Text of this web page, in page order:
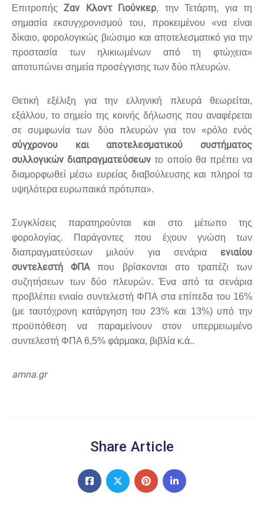
ΕπιτροπήςΖαν Κλοντ Γιούνκερ, την Τετάρτη, για τη
σημασία εκσυγχρονισμού του, προκειμένου «να είναι
δίκαιο, φορολογικώς βιώσιμο και αποτελεσματικό για την
προστασία των ηλικιωμένων από τη φτώχεια»
αποτυπώνει σημεία προσέγγισης των δύο πλευρών.
Θετική εξέλιξη για την ελληνική πλευρά θεωρείται,
εξάλλου, το σημείο της κοινής δήλωσης που αναφέρεται
σε συμφωνία των δύο πλευρών για τον «ρόλο ενός
σύγχρονου και αποτελεσματικού συστήματος
συλλογικών διαπραγματεύσεων το οποίο θα πρέπει να
διαμορφωθεί μέσω ευρείας διαβούλευσης και πληροί τα
υψηλότερα ευρωπαικά πρότυπα».
Συγκλίσεις παρατηρούνται και στο μέτωπο της
φορολογίας. Παράγοντες που έχουν γνώση των
διαπραγματεύσεων μιλούν για σενάρια ενιαίου
συντελεστή ΦΠΑπου βρίσκονται στο τραπέζι των
συζητήσεων των δύο πλευρών. Ένα από τα σενάρια
προβλέπει ενιαίο συντελεστή ΦΠΑ στα επίπεδα του 16%
(με ταυτόχρονη κατάργηση του 23% και 13%) υπό την
προϋπόθεση να παραμείνουν στον υπερμειωμένο
συντελεστή ΦΠΑ 6,5% φάρμακα, βιβλία κ.ά..
amna.gr
Share Article